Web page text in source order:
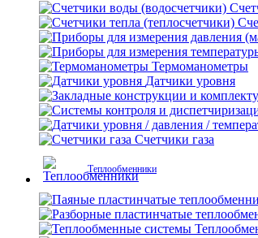
Термоманометры
Датчики уровня
Счетчики газа
Теплообменники